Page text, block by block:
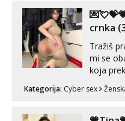
crnka
Tražiš
mi se
koja
vidio,
bolje da
vjeruj
Kategorija: Cyber sex